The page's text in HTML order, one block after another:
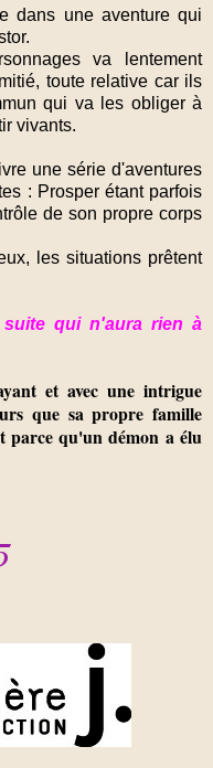
dans une aventure qui
va lentement
toute relative car ils
qui va les obliger à
vivants.
une série d'aventures
: Prosper étant parfois
de son propre corps
les situations prêtent
qui n'aura rien à
et avec une intrigue
que sa propre famille
parce qu'un démon a élu